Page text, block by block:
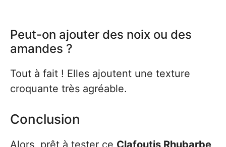
Peut-on ajouter des noix ou des
amandes ?
Tout à fait ! Elles ajoutent une texture
croquante très agréable.
Conclusion
Alors, prêt à tester ce Clafoutis Rhubarbe